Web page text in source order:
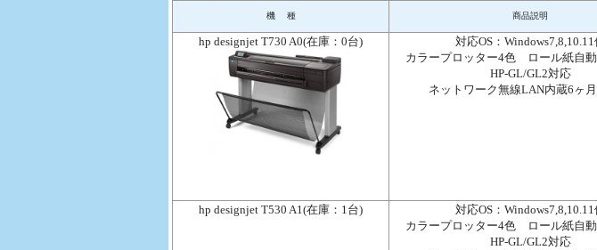
機 種 商品説明
hp designjet T730 A0(在庫：0台)
対応OS：Windows7,8,10.11
カラープロッター4色
ロール紙自
HP-GL/GL2対応
ネットワーク無線LAN内蔵6ヶ
hp designjet T530 A1(在庫：1台)
対応OS：Windows7,8,10.11
カラープロッター4色
ロール紙自
HP-GL/GL2対応